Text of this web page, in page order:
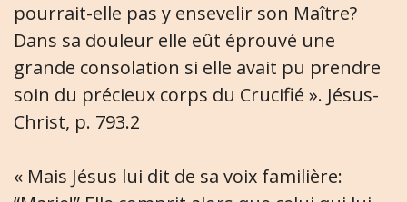
pourrait-elle pas y ensevelir son Maître?
Dans sa douleur elle eût éprouvé une
grande consolation si elle avait pu prendre
soin du précieux corps du Crucifié ». Jésus-
Christ, p. 793.2
« Mais Jésus lui dit de sa voix familière: